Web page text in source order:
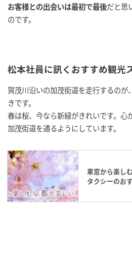
お客様との出会いは最初で最後だと思
のです。
松本社員に訊くおすすめ観光
賀茂川沿いの加茂街道を走行するのが
きです。
春は桜、今なら新緑がきれいです。心
加茂街道を通るようにしています。
車窓から楽し
タクシーのお